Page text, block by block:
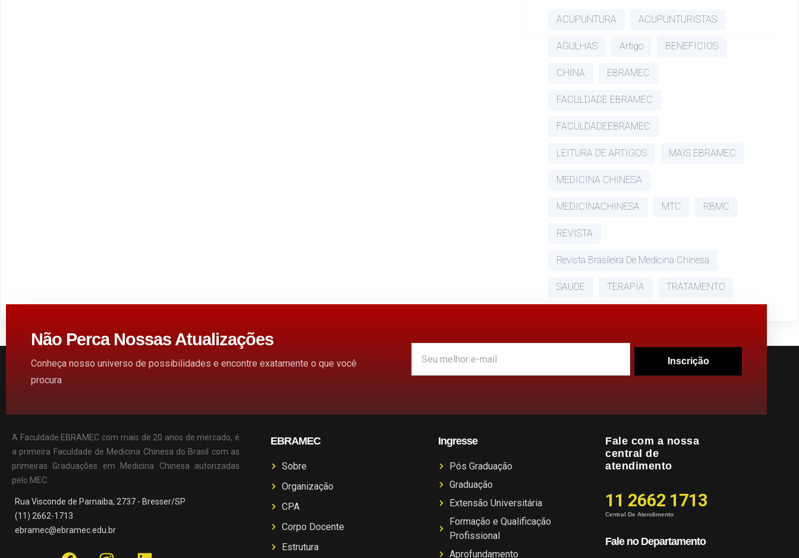
ACUPUNTURA ACUPUNTURISTAS
AGULHAS Artigo BENEFICIOS
CHINA EBRAMEC
FACULDADE EBRAMEC
FACULDADEEBRAMEC
LEITURA DE ARTIGOS MAIS EBRAMEC
MEDICINA CHINESA
MEDICINACHINESA MTC RBMC
REVISTA
Revista Brasileira De Medicina Chinesa
SAUDE TERAPIA TRATAMENTO
Não Perca Nossas Atualizações
Conheça nosso universo de possibilidades e encontre exatamente o que você
procura
Inscrição
A Faculdade EBRAMEC com mais de 20 anos de mercado, é
a primeira Faculdade de Medicina Chinesa do Brasil com as
primeiras Graduações em Medicina Chinesa autorizadas
pelo MEC.
Rua Visconde de Parnaiba, 2737 - Bresser/SP
(11) 2662-1713
ebramec@ebramec.edu.br
EBRAMEC
Sobre
Organização
CPA
Corpo Docente
Estrutura
Ingresse
Pós Graduação
Graduação
Extensão Universitária
Formação e Qualificação
Profissional
Aprofundamento
Fale com a nossa
central de
atendimento
11 2662 1713
Central De Atendimento
Fale no Departamento